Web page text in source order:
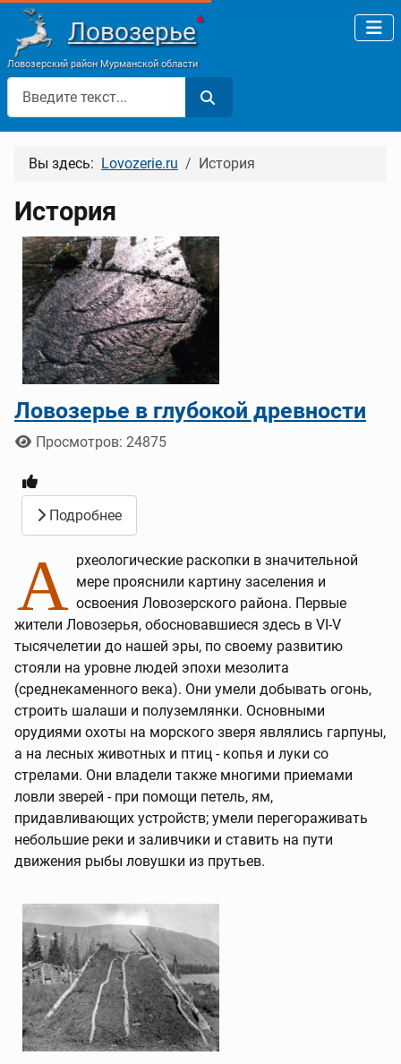
Ловозерье▲
Ловозерский район Мурманской области
Поиск
Вы здесь: Lovozerie.ru История
История
Ловозерье в глубокой древности
Информация о материале
Просмотров: 24875
Подробнее
А рхеологические раскопки в значительной
мере прояснили картину заселения и
освоения Ловозерского района. Первые
жители Ловозерья, обосновавшиеся здесь в VI-V
тысячелетии до нашей эры, по своему развитию
стояли на уровне людей эпохи мезолита
(среднекаменного века). Они умели добывать огонь,
строить шалаши и полуземлянки. Основными
орудиями охоты на морского зверя являлись гарпуны,
а на лесных животных и птиц - копья и луки со
стрелами. Они владели также многими приемами
ловли зверей - при помощи петель, ям,
придавливающих устройств; умели перегораживать
небольшие реки и заливчики и ставить на пути
движения рыбы ловушки из прутьев.